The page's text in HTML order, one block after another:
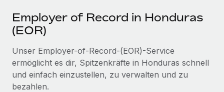
Tools
DIENSTLEISTUNGEN
Frag unsere Expert:innen
Hilfe von Expert:innen für globale HR & Compliance
Partner werden
Entdecke die Möglichkeiten einer Partnerschaft
Remote Build
Beratung zu Integrationen und KI-Automatisierung
Events
Newsroom
Informationen zu Gehältern und Qualifikationen
Insights Center
Employer of Record in Honduras
(EOR)
Unser Employer-of-Record-(EOR)-Service
ermöglicht es dir, Spitzenkräfte in Honduras schnell
und einfach einzustellen, zu verwalten und zu
bezahlen.